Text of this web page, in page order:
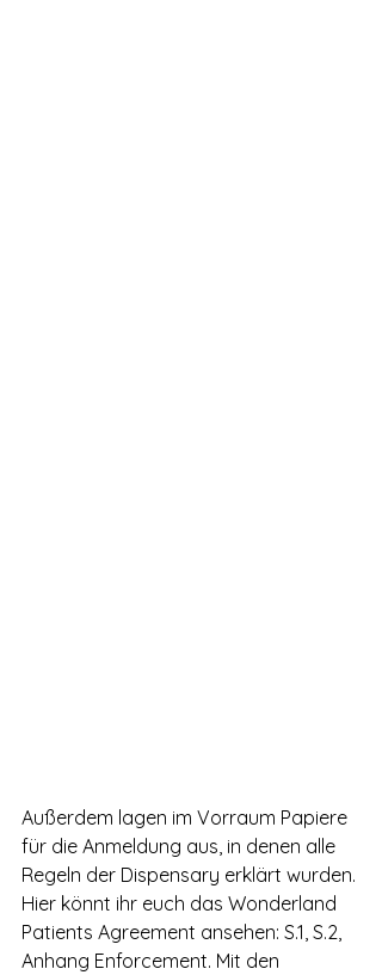
Außerdem lagen im Vorraum Papiere
für die Anmeldung aus, in denen alle
Regeln der Dispensary erklärt wurden.
Hier könnt ihr euch das Wonderland
Patients Agreement ansehen: S.1, S.2,
Anhang Enforcement. Mit den